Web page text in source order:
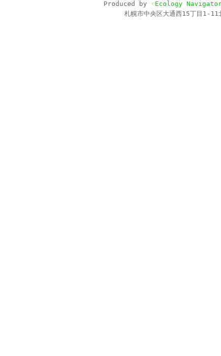
Produced by ☜Ecology
札幌市中央区大通西15丁目1-